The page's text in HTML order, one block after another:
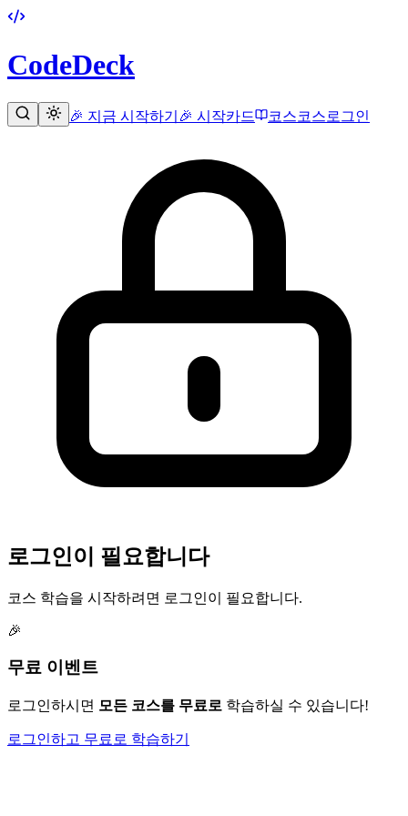
CodeDeck
🎉 지금 시작하기 🎉 시작카드 코스코스로그인
로그인이 필요합니다
코스 학습을 시작하려면 로그인이 필요합니다.
🎉
무료 이벤트
로그인하시면 모든 코스를 무료로 학습하실 수 있습니다!
로그인하고 무료로 학습하기